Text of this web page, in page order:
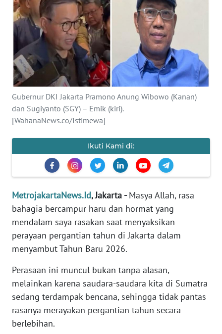
Gubernur DKI Jakarta Pramono Anung Wibowo (Kanan)
dan Sugiyanto (SGY) – Emik (kiri).
[WahanaNews.co/Istimewa]
Ikuti Kami di:
MetrojakartaNews.Id, Jakarta -Masya Allah, rasa
bahagia bercampur haru dan hormat yang
mendalam saya rasakan saat menyaksikan
perayaan pergantian tahun di Jakarta dalam
menyambut Tahun Baru 2026.
Perasaan ini muncul bukan tanpa alasan,
melainkan karena saudara-saudara kita di Sumatra
sedang terdampak bencana, sehingga tidak pantas
rasanya merayakan pergantian tahun secara
berlebihan.
INDEKS
BERITA
KONTAK
KAMI
INFO
IKLAN
TENTANG
SIBER
REDAKSI
KARIR
Wahana
News
WN